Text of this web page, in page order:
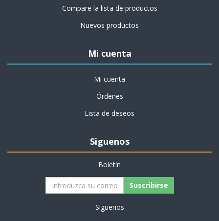
Compare la lista de productos
Nuevos productos
Mi cuenta
Mi cuenta
Órdenes
Lista de deseos
Siguenos
Boletín
Siguenos